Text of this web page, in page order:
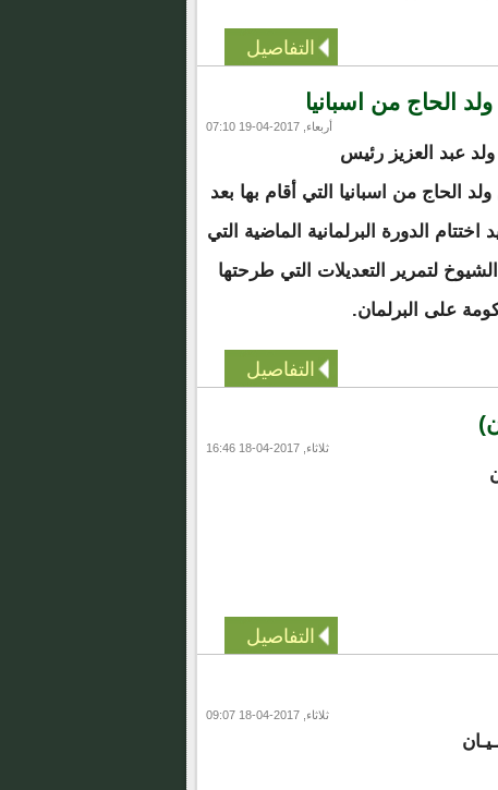
التفاصيل
الحاج من اسبانيا
أربعاء, 2017-04-19 07:10
عبد العزيز رئيس
من اسبانيا التي أقام بها بعد
الدورة البرلمانية الماضية التي
لتمرير التعديلات التي طرحتها
على البرلمان.
التفاصيل
ثلاثاء, 2017-04-18 16:46
التفاصيل
ثلاثاء, 2017-04-18 09:07